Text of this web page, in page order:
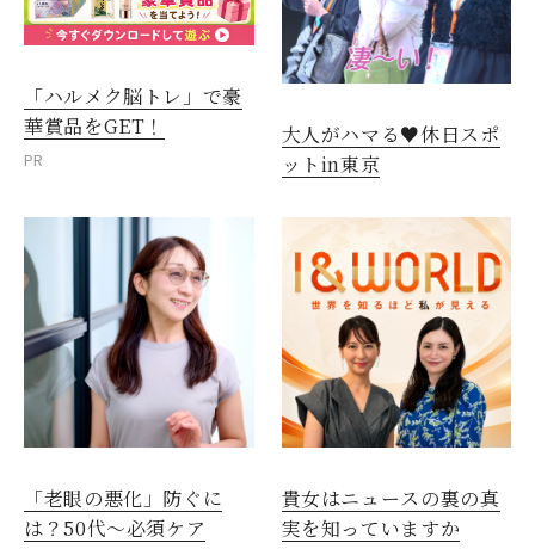
「ハルメク脳トレ」で豪
華賞品をGET！
PR
大人がハマる♥休日スポ
ットin東京
「老眼の悪化」防ぐに
は？50代～必須ケア
貴女はニュースの裏の真
実を知っていますか